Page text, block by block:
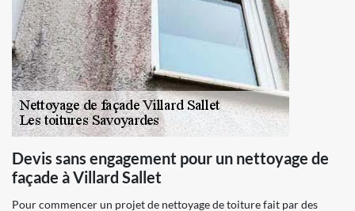
Devis sans engagement pour un nettoyage de
façade à Villard Sallet
Pour commencer un projet de nettoyage de toiture fait par des